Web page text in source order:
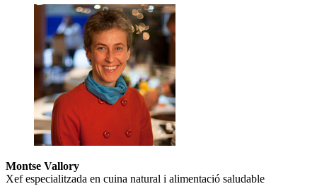
Montse Vallory
Xef especialitzada en cuina natural i alimentació saludable